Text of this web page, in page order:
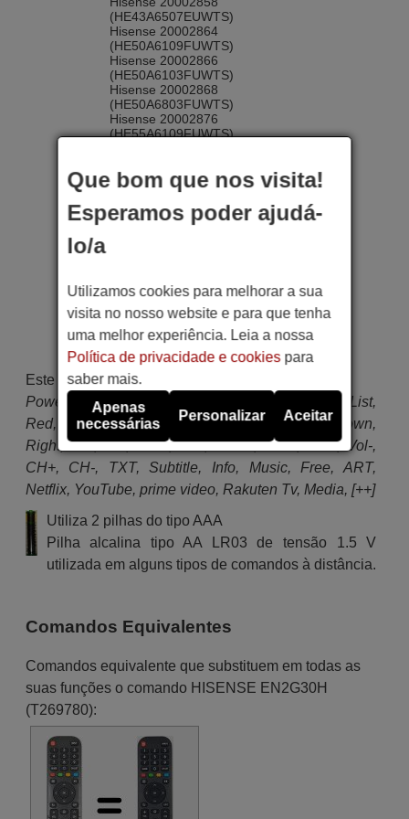
(HE43A6507EUWTS)
Hisense 20002864
(HE50A6109FUWTS)
Hisense 20002866
(HE50A6103FUWTS)
Hisense 20002868
(HE50A6803FUWTS)
Hisense 20002876
(HE55A6109FUWTS)
Hisense 20002880
(55A6803FUWTS)
Hisense 20002890
(HE58A6100FUWTS)
(65A6803FUWTS)
Hisense 20002904
(HE75A6170FUWTS)
Hisense 43A519EEVS
(43A7100F)
Hisense 43A7100F
(43A519EEVS)
Hisense 43A7100F (A19490H)
Hisense 43A7100F (A20120Y)
Hisense 43A7100F (A202503)
Hisense 43A7100F (A20251O)
Hisense 43A7100F (A20340B)
Hisense 43A7100F (A203907)
Hisense 43A7100F (A20390L)
Hisense 43A7100F (F21110J)
Hisense 43A7120F
Hisense 43A7300F (A195304)
Hisense 43A7300F (A201211)
Hisense 43A7300F (A20250M)
Hisense 43A7300F (A20251P)
Hisense 43A7300F (A21050B)
Hisense 43A7300F (A21100A)
(50A7120F)
Hisense 50A7100F
Hisense 55A56EEVS(0001)
Hisense 58A7100F
(HE58A6100FUWTS(0100))
Hisense 65A7300F
(HE65A6103FUWTS)
Hisense 65A7500F (A195309)
Hisense 70A7100F
Este controle remoto possui os seguintes botões:
Power, Input, 1, 2, 3, 4, 5, 6, 7, 8, 9, 0, Guide, CH List,
Red, Green, Yellow, Blue, [=], Play/Pause, Up, Down,
Right, Left, OK, Back, Exit, Home, Mute, Vol+, Vol-,
CH+, CH-, TXT, Subtitle, Info, Music, Free, ART,
Netflix, YouTube, prime video, Rakuten Tv, Media, [++]
Utiliza 2 pilhas do tipo AAA
Pilha alcalina tipo AA LR03 de tensão 1.5 V
utilizada em alguns tipos de comandos à distância.
Comandos Equivalentes
Comandos equivalente que substituem em todas as
suas funções o comando HISENSE EN2G30H
(T269780):
Que bom que nos visita!
Esperamos poder ajudá-
lo/a
Utilizamos cookies para melhorar a sua
visita no nosso website e para que tenha
uma melhor experiência. Leia a nossa
Política de privacidade e cookiespara
saber mais.
Apenas
necessárias
Personalizar Aceitar